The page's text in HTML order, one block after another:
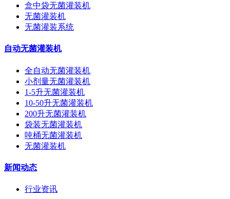
盒中袋无菌灌装机
无菌灌装机
无菌灌装系统
自动无菌灌装机
全自动无菌灌装机
小剂量无菌灌装机
1-5升无菌灌装机
10-50升无菌灌装机
200升无菌灌装机
袋装无菌灌装机
吨桶无菌灌装机
无菌灌装机
新闻动态
行业资讯